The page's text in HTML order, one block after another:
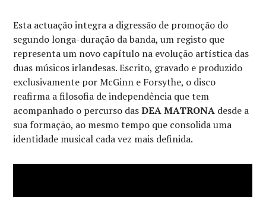
Esta actuação integra a digressão de promoção do
segundo longa-duração da banda, um registo que
representa um novo capítulo na evolução artística das
duas músicos irlandesas. Escrito, gravado e produzido
exclusivamente por McGinn e Forsythe, o disco
reafirma a filosofia de independência que tem
acompanhado o percurso dasDEA MATRONA desde a
sua formação, ao mesmo tempo que consolida uma
identidade musical cada vez mais definida.